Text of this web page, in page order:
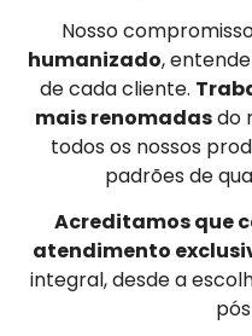
Nosso
humanizado,
de cada cliente.
mais renomadasdo
todos os nossos
padrões de
Acreditamos que
atendimento
integral, desde a